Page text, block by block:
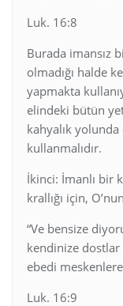
Luk. 16:8
Burada imansız
olmadığı halde
yapmakta
elindeki bütün
kahyalık yolunda
kullanmalıdır.
İkinci: İmanlı bir
krallığı için,
“Ve bensize
kendinize
ebedi
Luk. 16:9